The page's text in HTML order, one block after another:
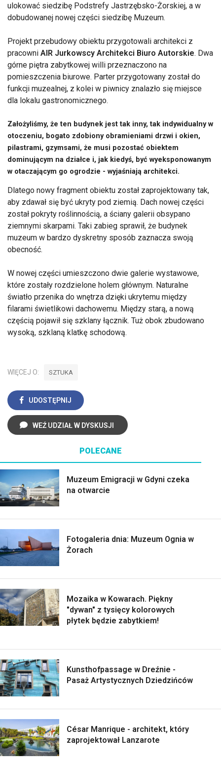
ulokować siedzibę Podstrefy Jastrzębsko-Żorskiej, a w
dobudowanej nowej części siedzibę Muzeum.
Projekt przebudowy obiektu przygotowali architekci z
pracowni AIR Jurkowscy Architekci Biuro Autorskie. Dwa
górne piętra zabytkowej willi przeznaczono na
pomieszczenia biurowe. Parter przygotowany został do
funkcji muzealnej, z kolei w piwnicy znalazło się miejsce
dla lokalu gastronomicznego.
Założyliśmy, że ten budynek jest tak inny, tak indywidualny w
otoczeniu, bogato zdobiony obramieniami drzwi i okien,
pilastrami, gzymsami, że musi pozostać obiektem
dominującym na działce i, jak kiedyś, być wyeksponowanym
w otaczającym go ogrodzie - wyjaśniają architekci.
Dlatego nowy fragment obiektu został zaprojektowany tak,
aby zdawał się być ukryty pod ziemią. Dach nowej części
został pokryty roślinnością, a ściany galerii obsypano
ziemnymi skarpami. Taki zabieg sprawił, że budynek
muzeum w bardzo dyskretny sposób zaznacza swoją
obecność.
W nowej części umieszczono dwie galerie wystawowe,
które zostały rozdzielone holem głównym. Naturalne
światło przenika do wnętrza dzięki ukrytemu między
filarami świetlikowi dachowemu. Między starą, a nową
częścią pojawił się szklany łącznik. Tuż obok zbudowano
wysoką, szklaną klatkę schodową.
WIĘCEJ O: SZTUKA
UDOSTĘPNIJ
WEŹ UDZIAŁ W DYSKUSJI
POLECANE
Muzeum Emigracji w Gdyni czeka
na otwarcie
Fotogaleria dnia: Muzeum Ognia w
Żorach
Mozaika w Kowarach. Piękny
"dywan" z tysięcy kolorowych
płytek będzie zabytkiem!
Kunsthofpassage w Dreźnie -
Pasaż Artystycznych Dziedzińców
César Manrique - architekt, który
zaprojektował Lanzarote